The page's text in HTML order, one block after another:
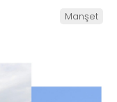
Manşet